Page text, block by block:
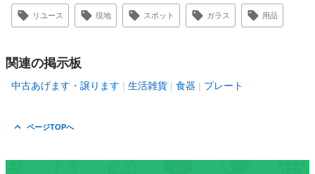
リユース 現地 スポット ガラス 用品
関連の掲示板
中古あげます・譲ります 生活雑貨 食器 プレート
ページTOPへ